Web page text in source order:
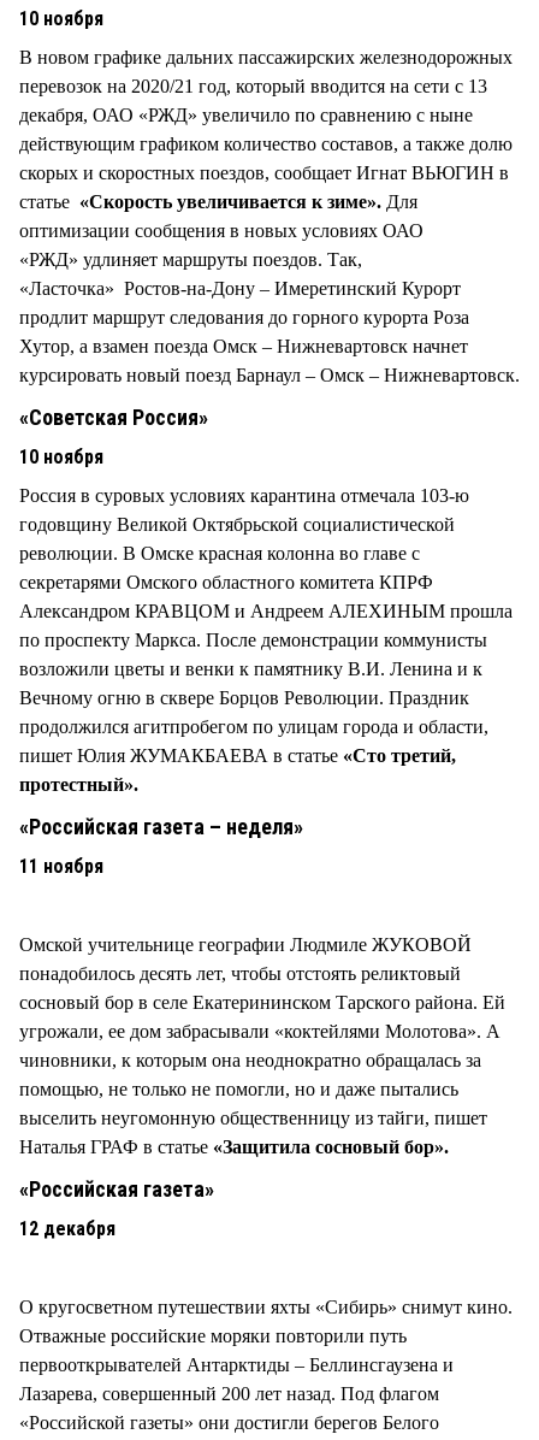
10 ноября
В новом графике дальних пассажирских железнодорожных
перевозок на 2020/21 год, который вводится на сети с 13
декабря, ОАО «РЖД» увеличило по сравнению с ныне
действующим графиком количество составов, а также долю
скорых и скоростных поездов, сообщает Игнат ВЬЮГИН в
статье «Скорость увеличивается к зиме». Для
оптимизации сообщения в новых условиях ОАО
«РЖД» удлиняет маршруты поездов. Так,
«Ласточка» Ростов-на-Дону – Имеретинский Курорт
продлит маршрут следования до горного курорта Роза
Хутор, а взамен поезда Омск – Нижневартовск начнет
курсировать новый поезд Барнаул – Омск – Нижневартовск.
«Советская Россия»
10 ноября
Россия в суровых условиях карантина отмечала 103-ю
годовщину Великой Октябрьской социалистической
революции. В Омске красная колонна во главе с
секретарями Омского областного комитета КПРФ
Александром КРАВЦОМ и Андреем АЛЕХИНЫМ прошла
по проспекту Маркса. После демонстрации коммунисты
возложили цветы и венки к памятнику В.И. Ленина и к
Вечному огню в сквере Борцов Революции. Праздник
продолжился агитпробегом по улицам города и области,
пишет Юлия ЖУМАКБАЕВА в статье «Сто третий,
протестный».
«Российская газета – неделя»
11 ноября
Омской учительнице географии Людмиле ЖУКОВОЙ
понадобилось десять лет, чтобы отстоять реликтовый
сосновый бор в селе Екатерининском Тарского района. Ей
угрожали, ее дом забрасывали «коктейлями Молотова». А
чиновники, к которым она неоднократно обращалась за
помощью, не только не помогли, но и даже пытались
выселить неугомонную общественницу из тайги, пишет
Наталья ГРАФ в статье «Защитила сосновый бор».
«Российская газета»
12 декабря
О кругосветном путешествии яхты «Сибирь» снимут кино.
Отважные российские моряки повторили путь
первооткрывателей Антарктиды – Беллинсгаузена и
Лазарева, совершенный 200 лет назад. Под флагом
«Российской газеты» они достигли берегов Белого